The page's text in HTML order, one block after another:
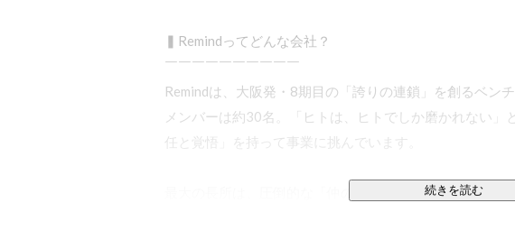
▍Remindってどんな会社？
￣￣￣￣￣￣￣￣￣￣
Remindは、大阪発・8期目の「誇りの連鎖」を創るベンチ
メンバーは約30名。「ヒトは、ヒトでしか磨かれない
任と覚悟」を持って事業に挑んでいます。
最大の長所は、圧倒的な「仲の良さ」と「風通しの良さ
続きを読む